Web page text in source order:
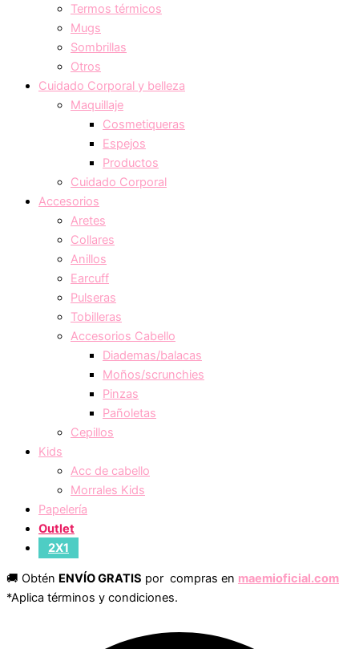
Termos térmicos
Mugs
Sombrillas
Otros
Cuidado Corporal y belleza
Maquillaje
Cosmetiqueras
Espejos
Productos
Cuidado Corporal
Accesorios
Aretes
Collares
Anillos
Earcuff
Pulseras
Tobilleras
Accesorios Cabello
Diademas/balacas
Moños/scrunchies
Pinzas
Pañoletas
Cepillos
Kids
Acc de cabello
Morrales Kids
Papelería
Outlet
2X1
🚚 Obtén ENVÍO GRATIS por compras en maemioficial.com
*Aplica términos y condiciones.